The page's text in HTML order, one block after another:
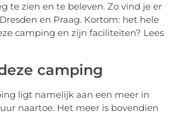
te zien en te beleven. Zo vind je er
en Praag. Kortom: het hele
camping en zijn faciliteiten? Lees
camping
ligt namelijk aan een meer in
naartoe. Het meer is bovendien